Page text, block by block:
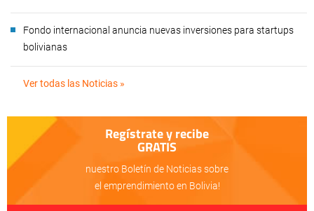
Fondo internacional anuncia nuevas inversiones para startups
bolivianas
Ver todas las Noticias »
Regístrate y recibe
GRATIS
nuestro Boletín de Noticias sobre
el emprendimiento en Bolivia!